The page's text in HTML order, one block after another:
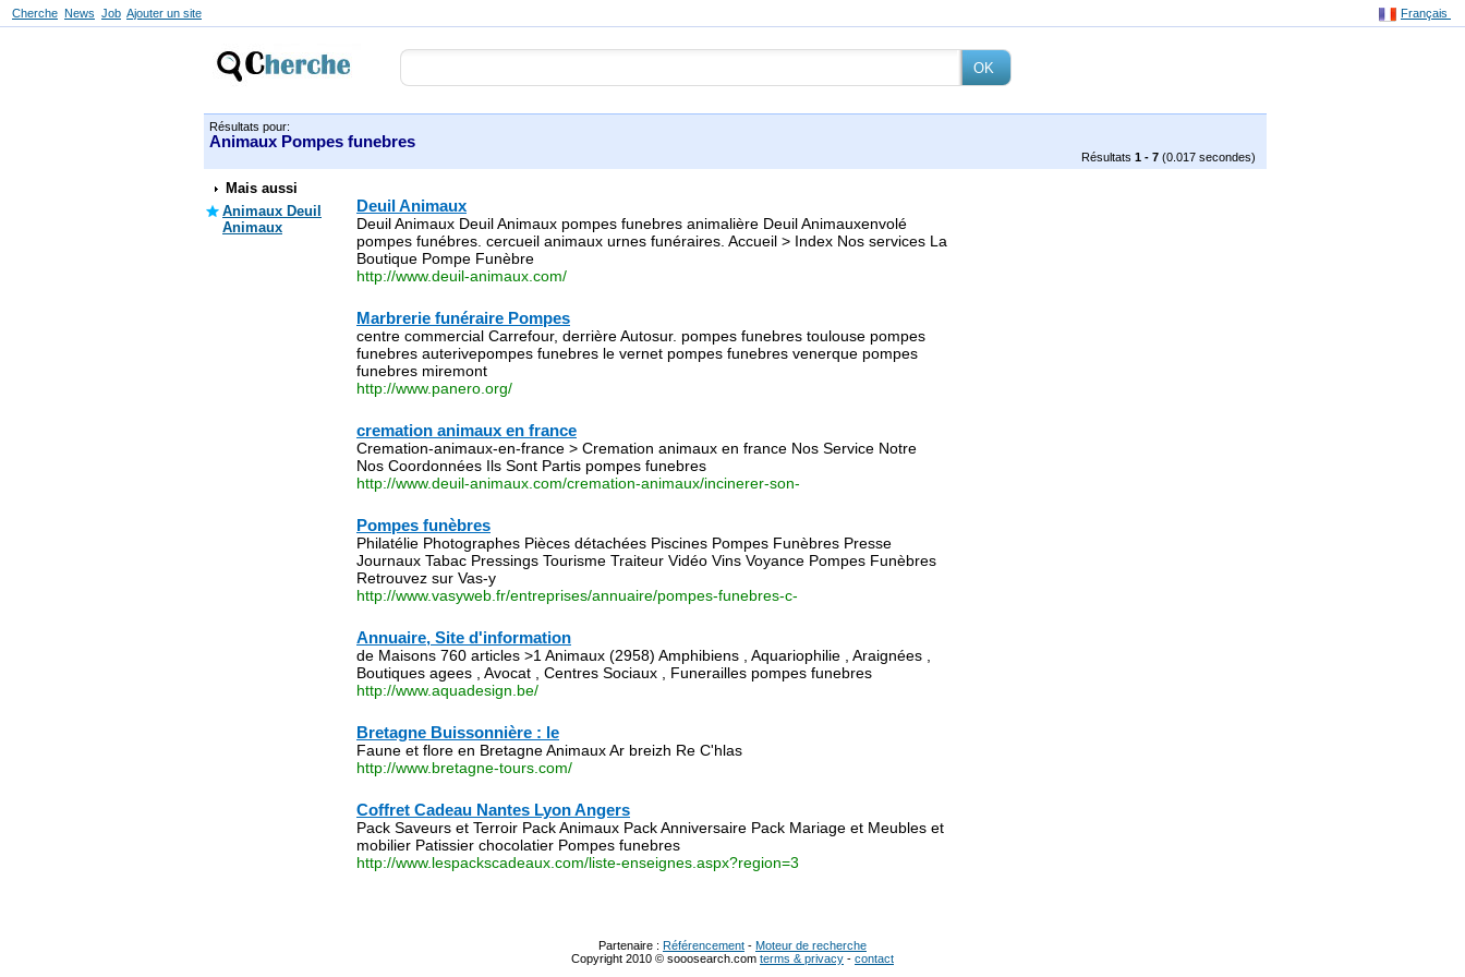
Cherche News Job Ajouter un site Français
Résultats pour:
Animaux Pompes funebres
Résultats 1 - 7 (0.017 secondes)
Mais aussi
Animaux Deuil
Animaux
Deuil Animaux
Deuil Animaux Deuil Animaux pompes funebres animalière Deuil Animauxenvolé
pompes funébres. cercueil animaux urnes funéraires. Accueil > Index Nos services La
Boutique Pompe Funèbre
http://www.deuil-animaux.com/
Marbrerie funéraire Pompes
centre commercial Carrefour, derrière Autosur. pompes funebres toulouse pompes
funebres auterivepompes funebres le vernet pompes funebres venerque pompes
funebres miremont
http://www.panero.org/
cremation animaux en france
Cremation-animaux-en-france > Cremation animaux en france Nos Service Notre
Nos Coordonnées Ils Sont Partis pompes funebres
http://www.deuil-animaux.com/cremation-animaux/incinerer-son-
Pompes funèbres
Philatélie Photographes Pièces détachées Piscines Pompes Funèbres Presse
Journaux Tabac Pressings Tourisme Traiteur Vidéo Vins Voyance Pompes Funèbres
Retrouvez sur Vas-y
http://www.vasyweb.fr/entreprises/annuaire/pompes-funebres-c-
Annuaire, Site d'information
de Maisons 760 articles >1 Animaux (2958) Amphibiens , Aquariophilie , Araignées ,
Boutiques agees , Avocat , Centres Sociaux , Funerailles pompes funebres
http://www.aquadesign.be/
Bretagne Buissonnière : le
Faune et flore en Bretagne Animaux Ar breizh Re C'hlas
http://www.bretagne-tours.com/
Coffret Cadeau Nantes Lyon Angers
Pack Saveurs et Terroir Pack Animaux Pack Anniversaire Pack Mariage et Meubles et
mobilier Patissier chocolatier Pompes funebres
http://www.lespackscadeaux.com/liste-enseignes.aspx?region=3
Partenaire : Référencement - Moteur de recherche
Copyright 2010 © sooosearch.com terms & privacy - contact